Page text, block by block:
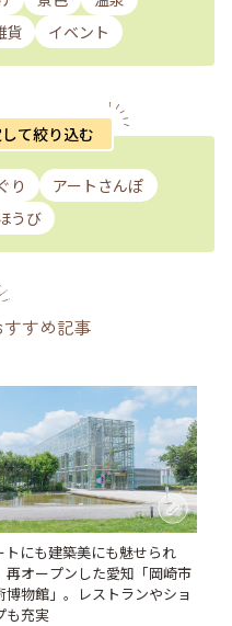
貨 イベント
て絞り込む
り
アートさんぽ
うび
すすめ記事
トにも建築美にも魅せられ
再オープンした愛知「岡崎市
博物館」。レストランやショ
も充実